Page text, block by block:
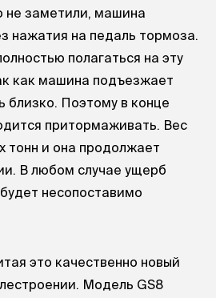
не заметили, машина
нажатия на педаль тормоза.
полагаться на эту
как машина подъезжает
близко. Поэтому в конце
притормаживать. Вес
тонн и она продолжает
В любом случае ущерб
несопоставимо
это качественно новый
Модель GS8